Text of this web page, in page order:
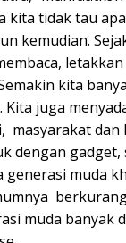
kita tidak tau
kemudian.
kita
juga
masyarakat dan
dengan
generasi muda
muda banyak